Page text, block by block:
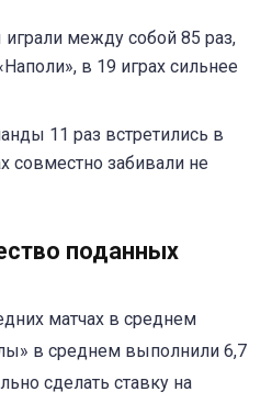
между собой 85 раз,
в 19 играх сильнее
11 раз встретились в
совместно забивали не
поданных
матчах в среднем
в среднем выполнили 6,7
сделать ставку на